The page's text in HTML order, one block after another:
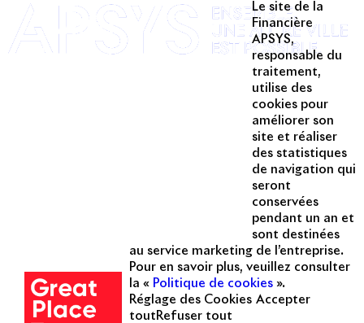
Twitter
Linkedin
Le site de la
Financière
APSYS,
responsable du
traitement,
utilise des
cookies pour
améliorer son
site et réaliser
des statistiques
de navigation qui
seront
conservées
pendant un an et
sont destinées
au service marketing de l’entreprise.
Pour en savoir plus, veuillez consulter
la « Politique de cookies ».
Réglage des Cookies Accepter
tout Refuser tout